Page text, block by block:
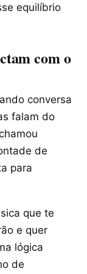
equilíbrio
com o
conversa
falam do
de
para
que te
e quer
lógica
de